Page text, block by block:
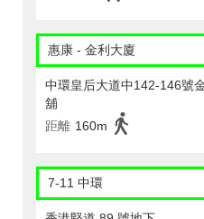
惠康 - 金利大廈
中環皇后大道中142-146號
舖
距離 160m
7-11 中環